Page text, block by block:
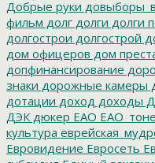
Добрые руки
фильм долг долги долги
долгострои долгострой
дом офицеров дом
допфинансирование
знаки дорожные камеры
дотации доход доходы
ДЭК дюкер ЕАО
культура
Евровидение Евросеть